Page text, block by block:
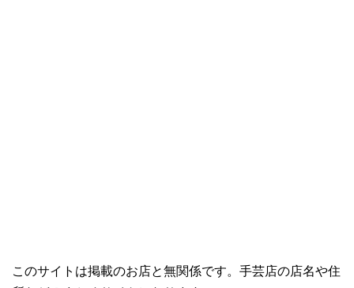
このサイトは掲載のお店と無関係です。手芸店の店名や住